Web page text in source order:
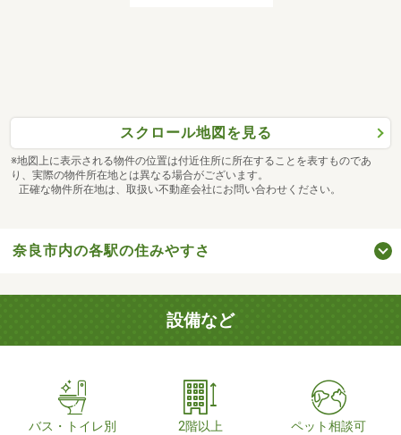
スクロール地図を見る
※地図上に表示される物件の位置は付近住所に所在することを表すものであ
り、実際の物件所在地とは異なる場合がございます。
正確な物件所在地は、取扱い不動産会社にお問い合わせください。
奈良市内の各駅の住みやすさ
設備など
バス・トイレ別 2階以上 ペット相談可